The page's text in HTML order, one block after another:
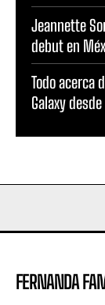
Jeannette
debut en
Todo acerca
Galaxy
FERNANDA